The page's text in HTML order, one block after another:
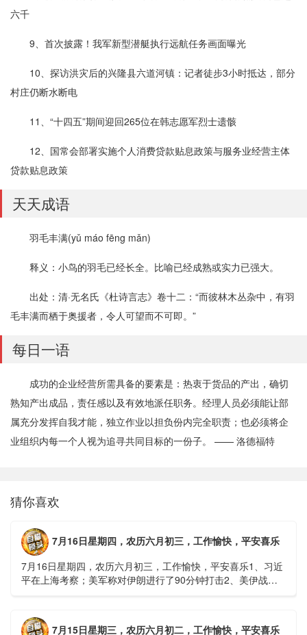
六千
9、首次披露！我军新型潜艇执行远航任务画面曝光
10、探访洪灾后的兴隆县六道河镇：记者徒步3小时抵达，部分
村庄仍断水断电
11、“十四五”期间迎回265位在韩志愿军烈士遗骸
12、国常会部署实施个人消费贷款贴息政策与服务业经营主体
贷款贴息政策
天天成语
羽毛丰满(yǔ máo fēng mǎn)
释义：小鸟的羽毛已经长全。比喻已经成熟或实力已强大。
出处：清·无名氏《杜诗言志》卷十二：“而彼林木丛杂中，有羽
毛丰满而栖于奥援者，令人可望而不可即。”
每日一语
成功的企业经营所需具备的要素是：热衷于货品的产出，确切
熟知产出成品，责任感以及有效地派任职务。经理人员必须能让部
属充分发挥自我才能，独立作业以担负份内完全职责；也必须将企
业组织内每一个人视为追寻共同目标的一份子。 —— 洛德福特
猜你喜欢
7月16日星期四，农历六月初三，工作愉快，平安喜乐
7月16日星期四，农历六月初三，工作愉快，平安喜乐1、习近
平在上海考察；美军称对伊朗进行了90分钟打击2、美伊战争
7月15日星期三，农历六月初二，工作愉快，平安喜乐